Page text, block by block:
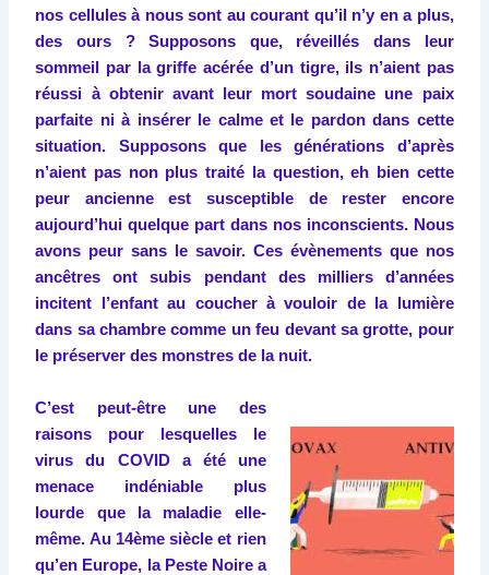
nos cellules à nous sont au courant qu’il n’y en a plus,
des ours ? Supposons que, réveillés dans leur
sommeil par la griffe acérée d’un tigre, ils n’aient pas
réussi à obtenir avant leur mort soudaine une paix
parfaite ni à insérer le calme et le pardon dans cette
situation. Supposons que les générations d’après
n’aient pas non plus traité la question, eh bien cette
peur ancienne est susceptible de rester encore
aujourd’hui quelque part dans nos inconscients. Nous
avons peur sans le savoir. Ces évènements que nos
ancêtres ont subis pendant des milliers d’années
incitent l’enfant au coucher à vouloir de la lumière
dans sa chambre comme un feu devant sa grotte, pour
le préserver des monstres de la nuit.
C’est peut-être une des
raisons pour lesquelles le
virus du COVID a été une
menace indéniable plus
lourde que la maladie elle-
même. Au 14ème siècle et rien
qu’en Europe, la Peste Noire a